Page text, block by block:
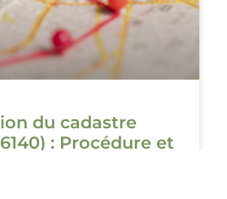
du cadastre
: Procédure et